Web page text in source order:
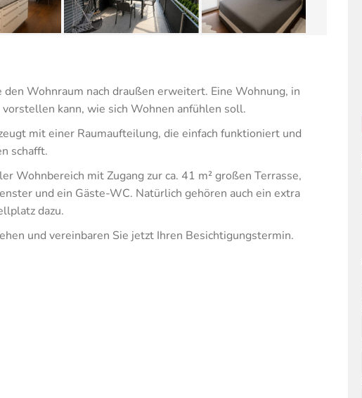
Wohnraum nach draußen erweitert. Eine Wohnung, in
kann, wie sich Wohnen anfühlen soll.
mit einer Raumaufteilung, die einfach funktioniert und
schafft.
Wohnbereich mit Zugang zur ca. 41 m² großen Terrasse,
und ein Gäste-WC. Natürlich gehören auch ein extra
dazu.
und vereinbaren Sie jetzt Ihren Besichtigungstermin.